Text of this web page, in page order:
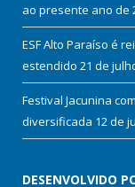
ao presente ano de
ESF Alto Paraíso é
estendido 21 de
Festival Jacunina
diversificada 12 de
DESENVOLVIDO